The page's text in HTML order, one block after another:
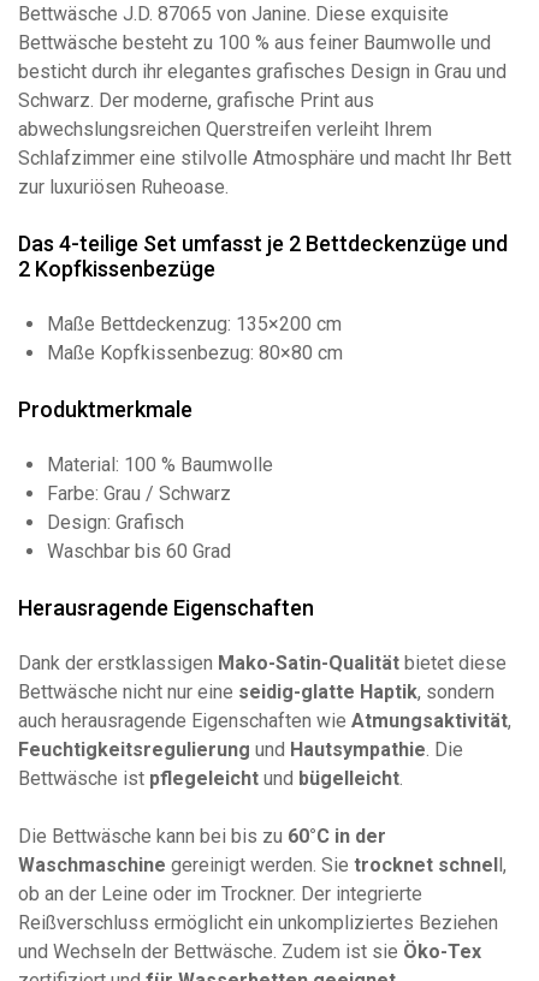
Bettwäsche J.D. 87065 von Janine. Diese exquisite
Bettwäsche besteht zu 100 % aus feiner Baumwolle und
besticht durch ihr elegantes grafisches Design in Grau und
Schwarz. Der moderne, grafische Print aus
abwechslungsreichen Querstreifen verleiht Ihrem
Schlafzimmer eine stilvolle Atmosphäre und macht Ihr Bett
zur luxuriösen Ruheoase.
Das 4-teilige Set umfasst je 2 Bettdeckenzüge und
2 Kopfkissenbezüge
Maße Bettdeckenzug: 135×200 cm
Maße Kopfkissenbezug: 80×80 cm
Produktmerkmale
Material: 100 % Baumwolle
Farbe: Grau / Schwarz
Design: Grafisch
Waschbar bis 60 Grad
Herausragende Eigenschaften
Dank der erstklassigen Mako-Satin-Qualität bietet diese
Bettwäsche nicht nur eine seidig-glatte Haptik, sondern
auch herausragende Eigenschaften wie Atmungsaktivität,
Feuchtigkeitsregulierung und Hautsympathie . Die
Bettwäsche ist pflegeleicht und bügelleicht
Die Bettwäsche kann bei bis zu 60°C in der
Waschmaschine gereinigt werden. Sie trocknet schnell,
ob an der Leine oder im Trockner. Der integrierte
Reißverschluss ermöglicht ein unkompliziertes Beziehen
und Wechseln der Bettwäsche. Zudem ist sie Öko-Tex